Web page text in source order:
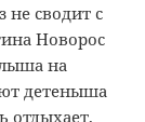
не сводит с
Новорос
на
детеныша
отдыхает,